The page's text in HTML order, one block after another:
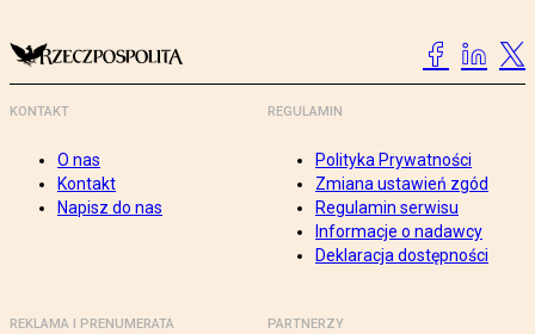
KONTAKT
O nas
Kontakt
Napisz do nas
REGULAMIN
Polityka Prywatności
Zmiana ustawień zgód
Regulamin serwisu
Informacje o nadawcy
Deklaracja dostępności
REKLAMA I PRENUMERATA PARTNERZY